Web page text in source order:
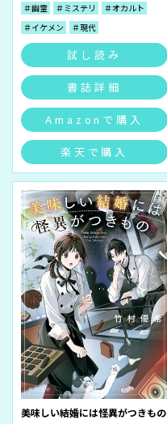
＃幽霊 ＃ミステリ
＃オカルト
＃イケメン
＃現代
試し読み
書誌詳細
Amazonで購入
楽天で購入
美味しい結婚には怪異がつきもの